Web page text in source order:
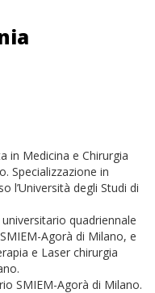
in Medicina e Chirurgia
Specializzazione in
l’Università degli Studi di
quadriennale
Agorà di Milano, e
e Laser chirurgia
SMIEM-Agorà di Milano.